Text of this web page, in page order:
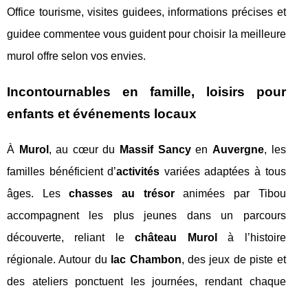
Office tourisme, visites guidees, informations précises et
guidee commentee vous guident pour choisir la meilleure
murol offre selon vos envies.
Incontournables en famille, loisirs pour
enfants et événements locaux
À Murol , au cœur du Massif Sancyen Auvergne, les
familles bénéficient d’activités variées adaptées à tous
âges. Leschasses au trésoranimées par Tibou
accompagnent les plus jeunes dans un parcours
découverte, reliant lechâteau Murol
à l’histoire
régionale. Autour du lac Chambon, des jeux de piste et
des ateliers ponctuent les journées, rendant chaque